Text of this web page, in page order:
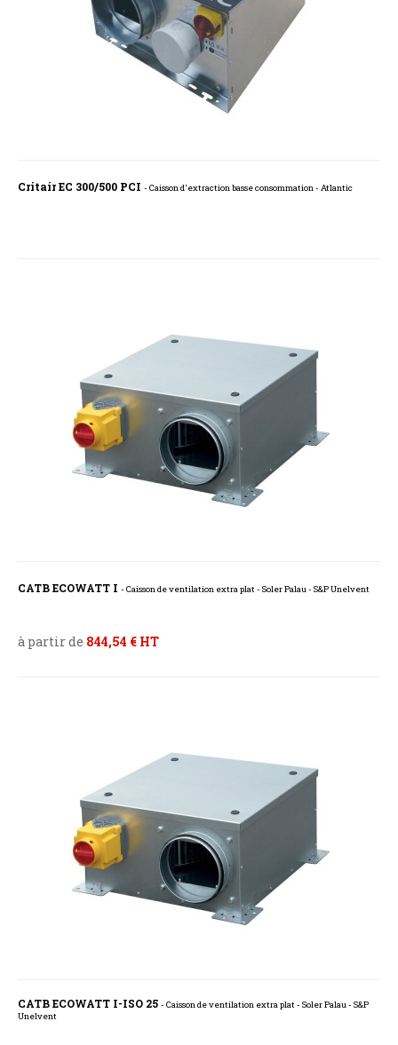
Critair EC 300/500 PCI - Caisson d'extraction basse consommation - Atlantic
CATB ECOWATT I - Caisson de ventilation extra plat - Soler Palau - S&P Unelvent
à partir de 844,54 € HT
CATB ECOWATT I-ISO 25 - Caisson de ventilation extra plat - Soler Palau - S&P
Unelvent